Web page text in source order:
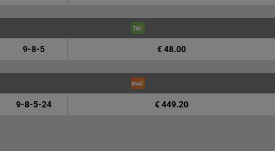
9-8-5 € 48.00
9-8-5-24 € 449.20